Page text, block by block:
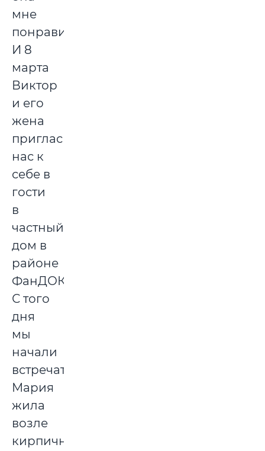
мне
понравилась.
И 8
марта
Виктор
и его
жена
пригласили
нас к
себе в
гости
в
частный
дом в
районе
ФанДОКа.
С того
дня
мы
начали
встречаться.
Мария
жила
возле
кирпичного